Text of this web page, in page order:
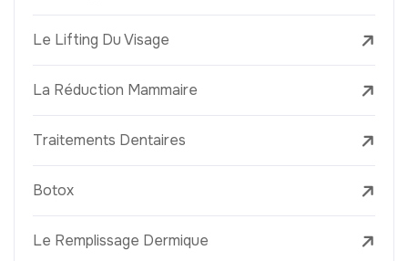
Le Lifting Du Visage
La Réduction Mammaire
Traitements Dentaires
Botox
Le Remplissage Dermique